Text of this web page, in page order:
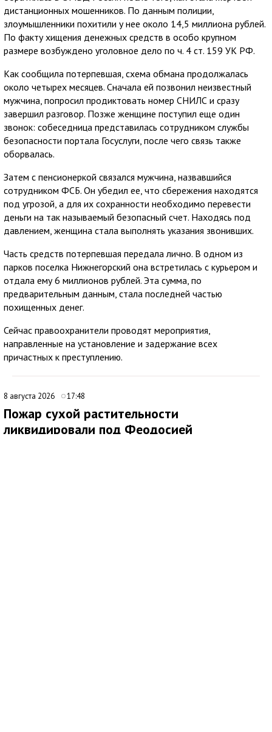
дистанционных мошенников. По данным полиции,
злоумышленники похитили у нее около 14,5 миллиона рублей.
По факту хищения денежных средств в особо крупном
размере возбуждено уголовное дело по ч. 4 ст. 159 УК РФ.
Как сообщила потерпевшая, схема обмана продолжалась
около четырех месяцев. Сначала ей позвонил неизвестный
мужчина, попросил продиктовать номер СНИЛС и сразу
завершил разговор. Позже женщине поступил еще один
звонок: собеседница представилась сотрудником службы
безопасности портала Госуслуги, после чего связь также
оборвалась.
Затем с пенсионеркой связался мужчина, назвавшийся
сотрудником ФСБ. Он убедил ее, что сбережения находятся
под угрозой, а для их сохранности необходимо перевести
деньги на так называемый безопасный счет. Находясь под
давлением, женщина стала выполнять указания звонивших.
Часть средств потерпевшая передала лично. В одном из
парков поселка Нижнегорский она встретилась с курьером и
отдала ему 6 миллионов рублей. Эта сумма, по
предварительным данным, стала последней частью
похищенных денег.
Сейчас правоохранители проводят мероприятия,
направленные на установление и задержание всех
причастных к преступлению.
8 августа 2026 17:48
Пожар сухой растительности
ликвидировали под Феодосией